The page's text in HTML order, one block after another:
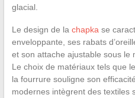
glacial.
Le design de la chapka se
enveloppante, ses rabats
et son attache ajustable sous le
Le choix de matériaux tels que
la fourrure souligne son
modernes intègrent des textiles